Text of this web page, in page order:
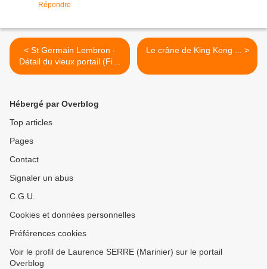
Répondre
< St Germain Lembron -
Détail du vieux portail (Fin)
...
Le crâne de King Kong ... >
Hébergé par Overblog
Top articles
Pages
Contact
Signaler un abus
C.G.U.
Cookies et données personnelles
Préférences cookies
Voir le profil de Laurence SERRE (Marinier) sur le portail
Overblog